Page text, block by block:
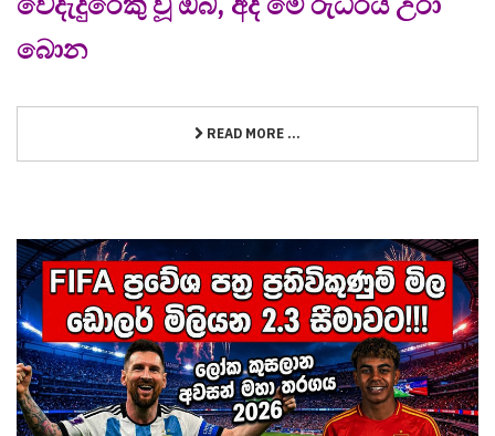
බොන
READ MORE ...